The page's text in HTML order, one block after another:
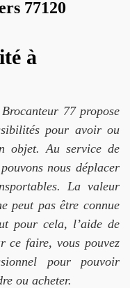
77120
à
77 propose
pour avoir ou
objet. Au service de
nous déplacer
La valeur
peut pas être connue
pour cela, l’aide de
ce faire, vous pouvez
pour pouvoir
ou acheter.